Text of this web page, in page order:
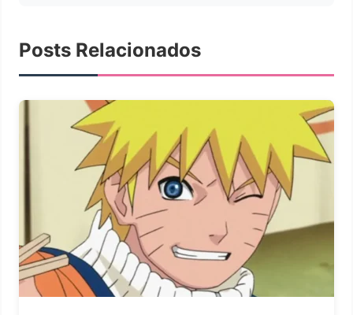
Posts Relacionados